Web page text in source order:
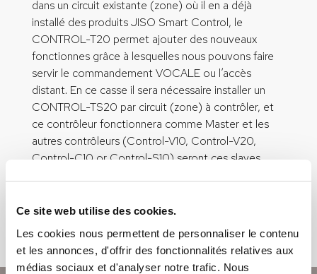
Ce site web utilise des cookies.
Les cookies nous permettent de personnaliser le contenu
et les annonces, d'offrir des fonctionnalités relatives aux
médias sociaux et d'analyser notre trafic. Nous
dans un circuit existante (zone) où il en a déjà
installé des produits JISO Smart Control, le
CONTROL-T20 permet ajouter des nouveaux
fonctionnes grâce à lesquelles nous pouvons faire
servir le commandement VOCALE ou l’accès
distant. En ce casse il sera nécessaire installer un
CONTROL-TS20 par circuit (zone) à contrôler, et
ce contrôleur fonctionnera comme Master et les
autres contrôleurs (Control-V10, Control-V20,
Control-C10 or Control-S10) seront ces slaves.
fonctionnement à utiliser avant le couplement.